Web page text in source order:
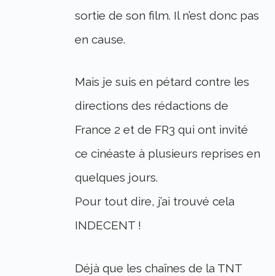
sortie de son film. Il n’est donc pas
en cause.
Mais je suis en pétard contre les
directions des rédactions de
France 2 et de FR3 qui ont invité
ce cinéaste à plusieurs reprises en
quelques jours.
Pour tout dire, j’ai trouvé cela
INDECENT !
Déjà que les chaînes de la TNT